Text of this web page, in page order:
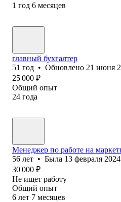
1 год 6 месяцев
главный бухгалтер
51 год • Обновлено 21 июня
25 000 ₽
Общий опыт
24 года
Менеджер по работе на
56 лет • Была 13 февраля 2024
30 000 ₽
Не ищет работу
Общий опыт
6 лет 7 месяцев